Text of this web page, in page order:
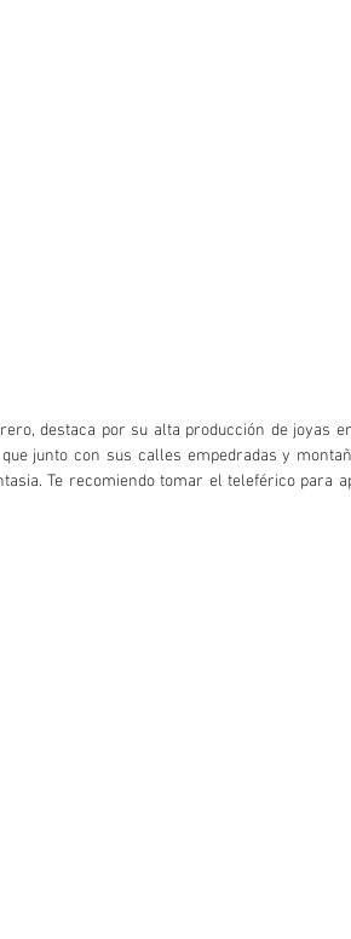
destaca por su alta producción de joyas
junto con sus calles empedradas y
Te recomiendo tomar el teleférico para